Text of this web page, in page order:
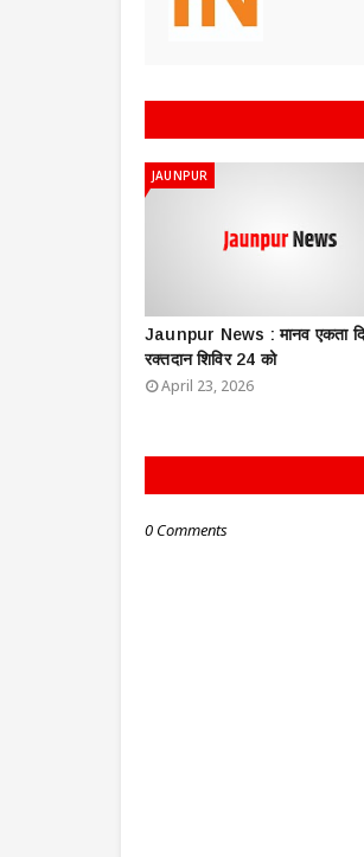
JAUNPUR
Jaunpur News : ​मानव एकता
रक्तदान शिविर 24 को
April 23, 2026
0 Comments